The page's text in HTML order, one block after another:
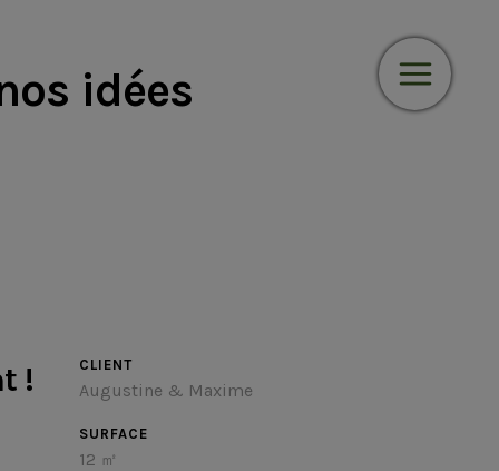
idées
! CLIENT
Augustine & Maxime
SURFACE
12 ㎡